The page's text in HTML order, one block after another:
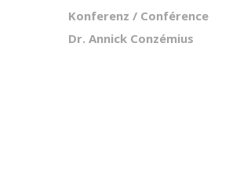
Konferenz / Conférence
Dr. Annick Conzémius